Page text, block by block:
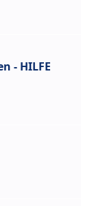
- HILFE